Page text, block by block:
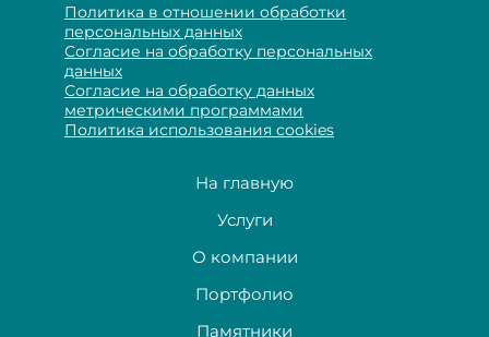
Политика в отношении обработки
персональных данных
Согласие на обработку персональных
данных
Согласие на обработку данных
метрическими программами
Политика использования cookies
На главную
Услуги
О компании
Портфолио
Памятники